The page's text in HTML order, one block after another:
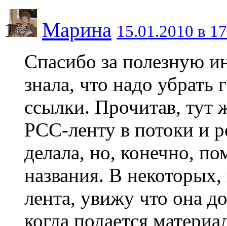
Марина 15.01.2010 в
Спасибо за полезную
знала, что надо
ссылки. Прочитав, тут
РСС-ленту в потоки и
делала, но, конечно,
названия. В
лента, увижу что она
когда подается